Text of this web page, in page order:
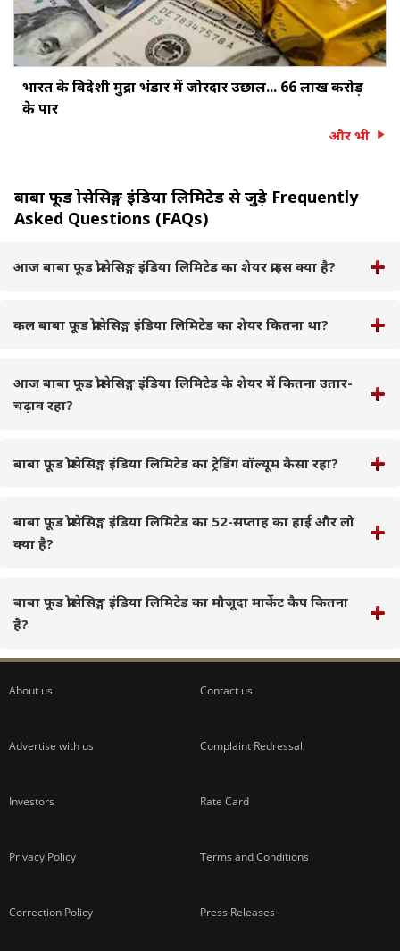
भारत के विदेशी मुद्रा भंडार में जोरदार उछाल... ₹66 लाख करोड़
के पार
और भी
बाबा फूड प्रोसेसिङ्ग इंडिया लिमिटेड से जुड़े Frequently
Asked Questions (FAQs)
आज बाबा फूड प्रोसेसिङ्ग इंडिया लिमिटेड का शेयर प्राइस क्या है?
कल बाबा फूड प्रोसेसिङ्ग इंडिया लिमिटेड का शेयर कितना था?
आज बाबा फूड प्रोसेसिङ्ग इंडिया लिमिटेड के शेयर में कितना उतार-
चढ़ाव रहा?
बाबा फूड प्रोसेसिङ्ग इंडिया लिमिटेड का ट्रेडिंग वॉल्यूम कैसा रहा?
बाबा फूड प्रोसेसिङ्ग इंडिया लिमिटेड का 52-सप्ताह का हाई और लो
क्या है?
बाबा फूड प्रोसेसिङ्ग इंडिया लिमिटेड का मौजूदा मार्केट कैप कितना
है?
About us Contact us
Advertise with us Complaint Redressal
Investors Rate Card
Privacy Policy Terms and Conditions
Correction Policy Press Releases